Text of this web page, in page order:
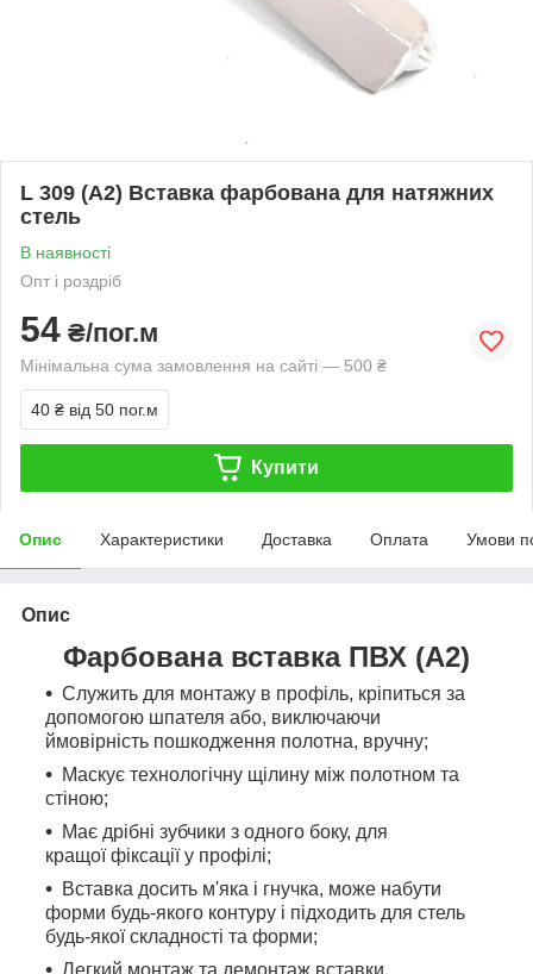
L 309 (А2) Вставка фарбована для натяжних
стель
В наявності
Опт і роздріб
54 ₴/пог.м
Мінімальна сума замовлення на сайті — 500 ₴
40 ₴ від 50 пог.м
Купити
Опис Характеристики Доставка Оплата Умови
Опис
Фарбована вставка ПВХ (А2)
Служить для монтажу в профіль, кріпиться за
допомогою шпателя або, виключаючи
ймовірність пошкодження полотна, вручну;
Маскує технологічну щілину між полотном та
стіною;
Має дрібні зубчики з одного боку, для
кращої фіксації у профілі;
Вставка досить м'яка і гнучка, може набути
форми будь-якого контуру і підходить для стель
будь-якої складності та форми;
Легкий монтаж та демонтаж вставки.